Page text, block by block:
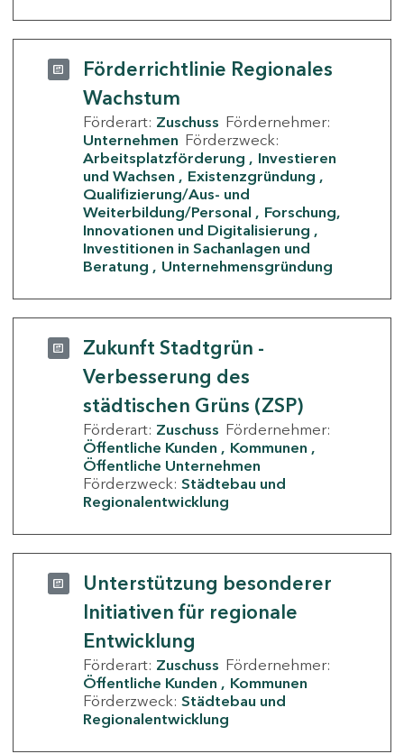
Förderrichtlinie Regionales
Wachstum
Förderart: Zuschuss Fördernehmer:
Unternehmen Förderzweck:
Arbeitsplatzförderung
Investieren
und Wachsen
Existenzgründung
Qualifizierung/Aus- und
Weiterbildung/Personal
Forschung,
Innovationen und Digitalisierung
Investitionen in Sachanlagen und
Beratung
Unternehmensgründung
Zukunft Stadtgrün -
Verbesserung des
städtischen Grüns (ZSP)
Förderart: Zuschuss Fördernehmer:
Öffentliche Kunden
Kommunen
Öffentliche Unternehmen
Förderzweck: Städtebau und
Regionalentwicklung
Unterstützung besonderer
Initiativen für regionale
Entwicklung
Förderart: Zuschuss Fördernehmer:
Öffentliche Kunden
Kommunen
Förderzweck: Städtebau und
Regionalentwicklung